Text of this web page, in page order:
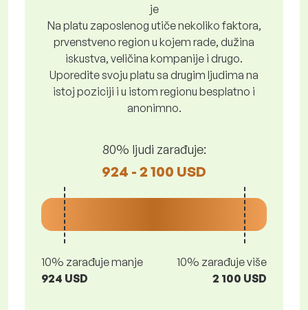
je
Na platu zaposlenog utiče nekoliko faktora,
prvenstveno region u kojem rade, dužina
iskustva, veličina kompanije i drugo.
Uporedite svoju platu sa drugim ljudima na
istoj poziciji i u istom regionu besplatno i
anonimno.
80% ljudi zarađuje:
924 - 2 100 USD
10% zarađuje manje
924 USD
10% zarađuje više
2 100 USD